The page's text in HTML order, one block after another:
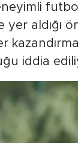
aldığı
iddia